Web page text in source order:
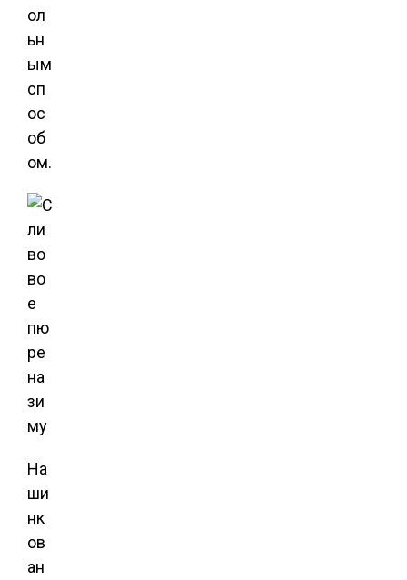
ол
ьн
ым
сп
ос
об
ом.
На
ши
нк
ов
ан